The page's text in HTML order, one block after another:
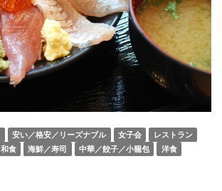
安い／格安／リーズナブル 女子会
レストラン
和食 海鮮／寿司 中華／餃子／小籠包
洋食